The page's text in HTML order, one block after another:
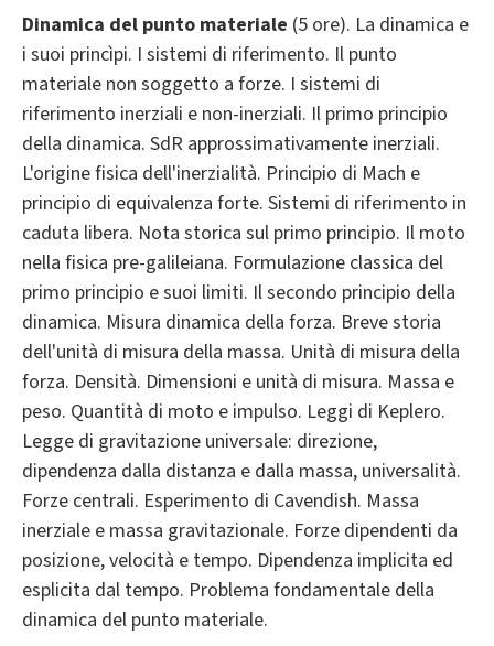
Dinamica del punto materiale (5 ore). La dinamica e
i suoi princìpi. I sistemi di riferimento. Il punto
materiale non soggetto a forze. I sistemi di
riferimento inerziali e non-inerziali. Il primo principio
della dinamica. SdR approssimativamente inerziali.
L'origine fisica dell'inerzialità. Principio di Mach e
principio di equivalenza forte. Sistemi di riferimento in
caduta libera. Nota storica sul primo principio. Il moto
nella fisica pre-galileiana. Formulazione classica del
primo principio e suoi limiti. Il secondo principio della
dinamica. Misura dinamica della forza. Breve storia
dell'unità di misura della massa. Unità di misura della
forza. Densità. Dimensioni e unità di misura. Massa e
peso. Quantità di moto e impulso. Leggi di Keplero.
Legge di gravitazione universale: direzione,
dipendenza dalla distanza e dalla massa, universalità.
Forze centrali. Esperimento di Cavendish. Massa
inerziale e massa gravitazionale. Forze dipendenti da
posizione, velocità e tempo. Dipendenza implicita ed
esplicita dal tempo. Problema fondamentale della
dinamica del punto materiale.